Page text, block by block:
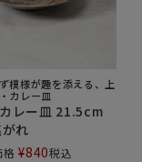
模様が趣を添える、上
カレー皿
レー皿 21.5cm
れ
¥840税込